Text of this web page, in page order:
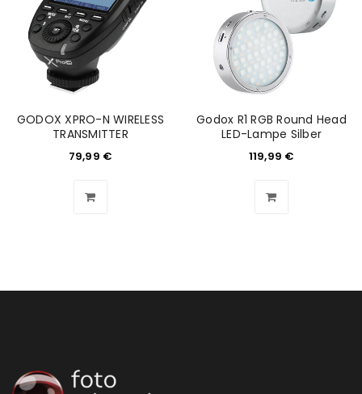
REGISTRIEREN
GODOX XPRO-N WIRELESS
TRANSMITTER
79,99 €
Godox R1 RGB Round Head
LED-Lampe Silber
119,99 €